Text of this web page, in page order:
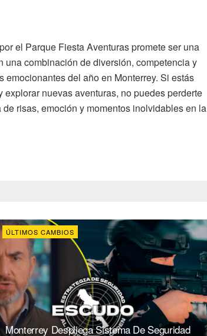
el Parque Fiesta Aventuras promete ser una
combinación de diversión, competencia y
del año en Monterrey. Si estás
nuevas aventuras, no puedes perderte
risas, emoción y momentos inolvidables en la
ÚLTIMOS CAMBIOS
Monterrey Despliega Sistema De Seguridad